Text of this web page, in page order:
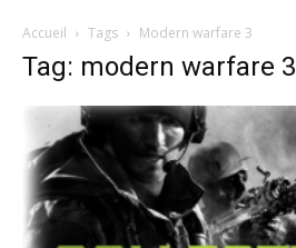
Accueil Tags Modern warfare 3
Tag: modern warfare 3